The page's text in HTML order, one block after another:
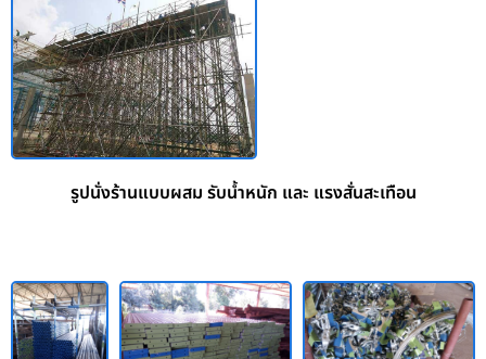
รูปนั่งร้านแบบผสม รับน้ำหนัก และ แรงสั่นสะเทือน